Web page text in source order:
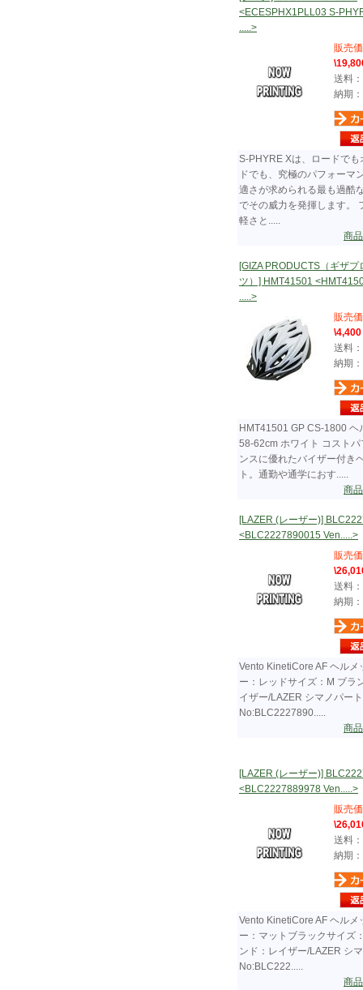
<ECESPHX1PLL03 S-
.....>
販売
送料
納期
S-PHYRE Xは、ロードでも
ドでも、究極のパフォーマ
適さが求められる最も過酷
でその威力を発揮します。
軽さと.....
商
[GIZA PRODUCTS（ギザプ
ツ）] HMT41501
.....>
販売
\4,400
送料
納期
HMT41501 GP CS-1800 ヘ
58-62cm ホワイト コストパ
ンスに優れたバイザー付き
ト。通勤や通学におす.....
商
[LAZER (レーザー)]
<BLC2227890015 Ven.....>
販売
送料
納期
Vento KinetiCore AF ヘルメ
ー：レッドサイズ：M ブラ
イザー/LAZER シマノパート
No:BLC2227890.....
商
[LAZER (レーザー)]
<BLC2227889978 Ven.....>
販売
送料
納期
Vento KinetiCore AF ヘルメ
ー：マットブラックサイズ
ンド：レイザー/LAZER シ
No:BLC222.....
商